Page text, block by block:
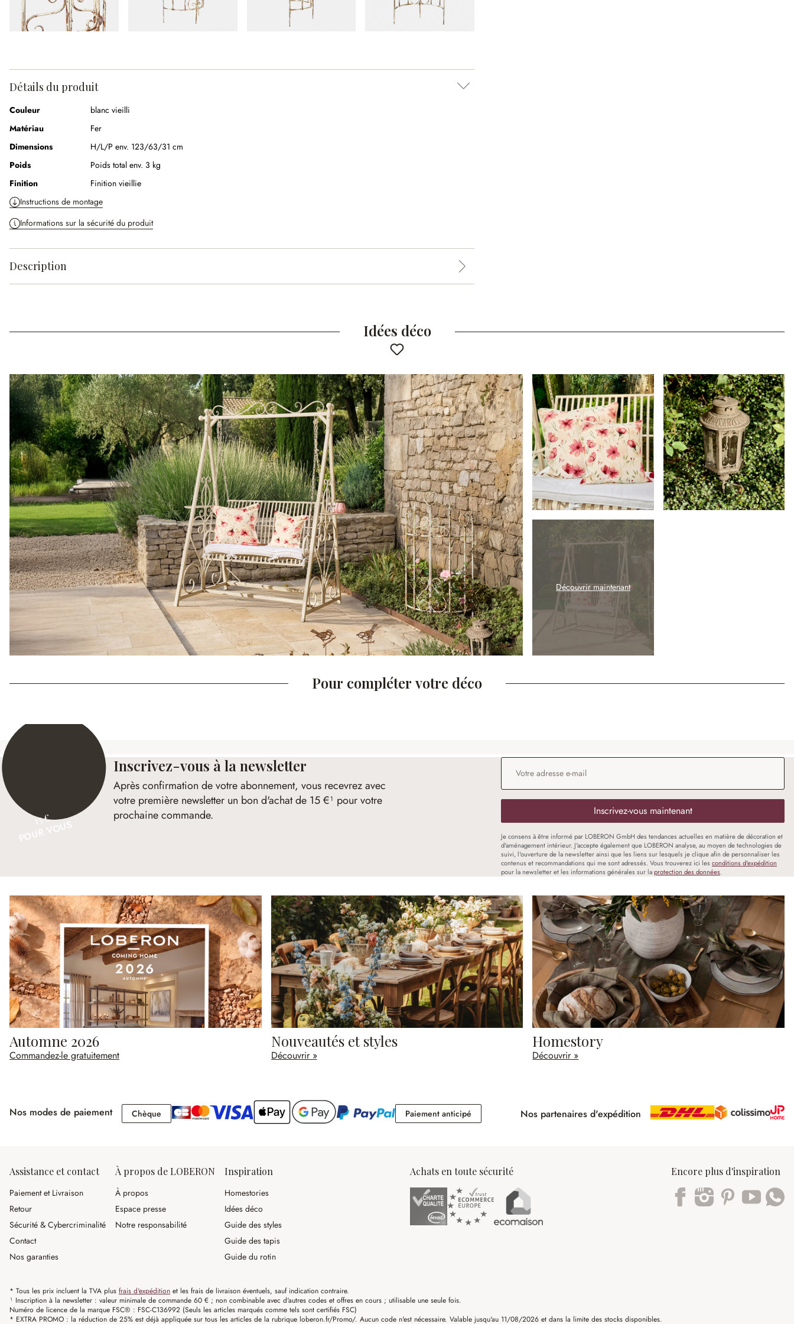
Détails du produit
Couleur
blanc vieilli
Matériau
Fer
Dimensions
H/L/P env. 123/63/31 cm
Poids
Poids total env. 3 kg
Finition
Finition vieillie
Instructions de montage
Informations sur la sécurité du produit
Description
Idées déco
Découvrir maintenant
Pour compléter votre déco
15 €
Inscrivez-vous à la newsletter
Après confirmation de votre abonnement, vous recevrez avec
votre première newsletter un bon d'achat de 15 €¹ pour votre
prochaine commande.
Adresse e-mail
Inscrivez-vous maintenant
Je consens à être informé par LOBERON GmbH des tendances actuelles en matière de décoration et
d'aménagement intérieur. J'accepte également que LOBERON analyse, au moyen de technologies de
suivi, l'ouverture de la newsletter ainsi que les liens sur lesquels je clique afin de personnaliser les
contenus et recommandations qui me sont adressés. Vous trouverez ici les conditions d'expédition
pour la newsletter et les informations générales sur laprotection des données.
Automne 2026
Commandez-le gratuitement
Nouveautés et styles
Découvrir »
Homestory
Découvrir »
Nos modes de paiement Chèque Chèque Paiement anticipéPaiement anticipéNos partenaires d'expédition
Assistance et contact
Paiement et Livraison
Retour
Sécurité & Cybercriminalité
Contact
Nos garanties
À propos de LOBERON
À propos
Espace presse
Notre responsabilité
Inspiration
Homestories
Idées déco
Guide des styles
Guide des tapis
Guide du rotin
Achats en toute sécurité Encore plus d'inspiration
* Tous les prix incluent la TVA plus frais d'expédition et les frais de livraison éventuels, sauf indication contraire.
¹ Inscription à la newsletter : valeur minimale de commande 60 € ; non combinable avec d'autres codes et offres en cours ; utilisable une seule fois.
Numéro de licence de la marque FSC® : FSC-C136992 (Seuls les articles marqués comme tels sont certifiés FSC)
* EXTRA PROMO : la réduction de 25% est déjà appliquée sur tous les articles de la rubrique loberon.fr/Promo/. Aucun code n'est nécessaire. Valable jusqu'au 11/08/2026 et dans la limite des stocks disponibles.